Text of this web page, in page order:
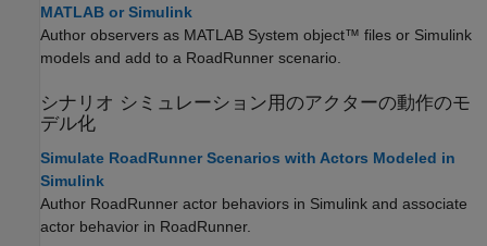
MATLAB or Simulink
Author observers as MATLAB System object™ files or Simulink
models and add to a RoadRunner scenario.
シナリオ シミュレーション用のアクターの動作のモ
デル化
Simulate RoadRunner Scenarios with Actors Modeled in
Simulink
Author RoadRunner actor behaviors in Simulink and associate
actor behavior in RoadRunner.